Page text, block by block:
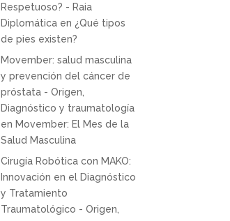
Respetuoso? - Raia
Diplomática en ¿Qué tipos
de pies existen?
Movember: salud masculina
y prevención del cáncer de
próstata - Origen,
Diagnóstico y traumatología
en Movember: El Mes de la
Salud Masculina
Cirugía Robótica con MAKO:
Innovación en el Diagnóstico
y Tratamiento
Traumatológico - Origen,